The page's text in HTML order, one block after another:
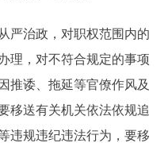
严治政，对职权范围内的
理，对不符合规定的事项
推诿、拖延等官僚作风及
移送有关机关依法依规追
违规违纪违法行为，要移